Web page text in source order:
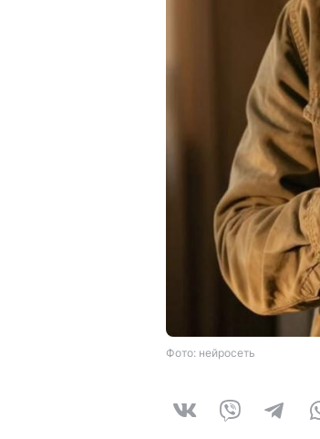
Фото: нейросеть